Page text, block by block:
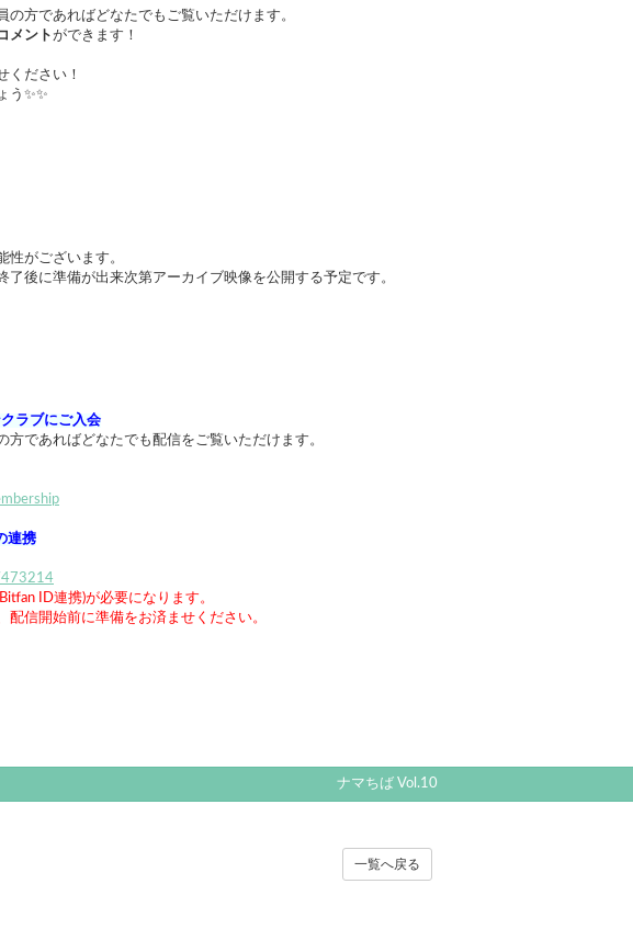
方であればどなたでもご覧いただけます。
メントができます！
ください！
う✨✨
がございます。
後に準備が出来次第アーカイブ映像を公開する予定です。
ラブにご入会
であればどなたでも配信をご覧いただけます。
連携
473214
ID連携)が必要になります。
信開始前に準備をお済ませください。
ナマちば Vol.10
一覧へ戻る